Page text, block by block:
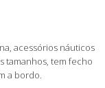
acessórios náuticos
tamanhos, tem fecho
a bordo.